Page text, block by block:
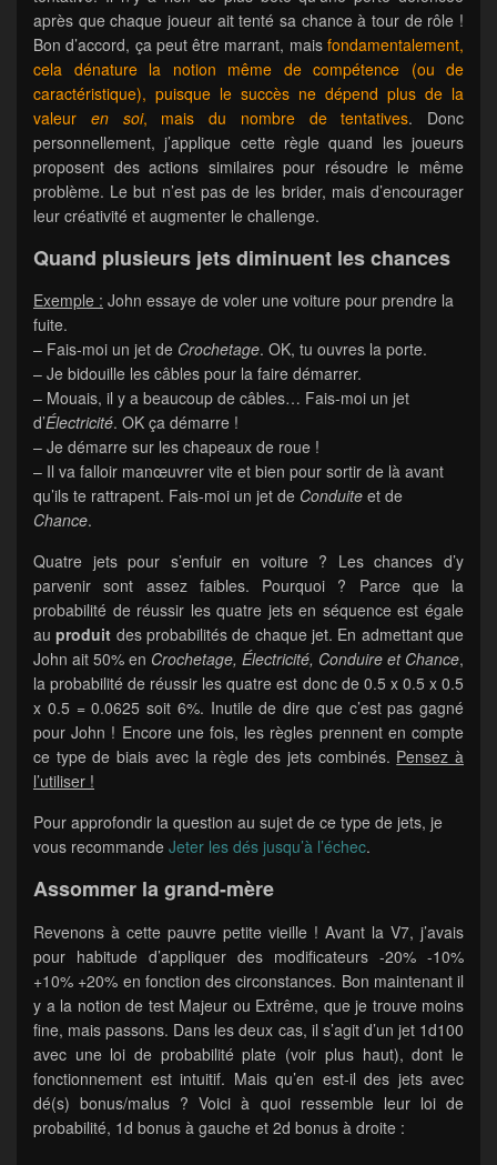
après que chaque joueur ait tenté sa chance à tour de rôle !
Bon d’accord, ça peut être marrant, mais fondamentalement,
cela dénature la notion même de compétence (ou de
caractéristique), puisque le succès ne dépend plus de la
valeur en soi, mais du nombre de tentatives. Donc
personnellement, j’applique cette règle quand les joueurs
proposent des actions similaires pour résoudre le même
problème. Le but n’est pas de les brider, mais d’encourager
leur créativité et augmenter le challenge.
Quand plusieurs jets diminuent les chances
Exemple : John essaye de voler une voiture pour prendre la
fuite.
– Fais-moi un jet de Crochetage. OK, tu ouvres la porte.
– Je bidouille les câbles pour la faire démarrer.
– Mouais, il y a beaucoup de câbles… Fais-moi un jet
d’Électricité. OK ça démarre !
– Je démarre sur les chapeaux de roue !
– Il va falloir manœuvrer vite et bien pour sortir de là avant
qu’ils te rattrapent. Fais-moi un jet de Conduite et de
Chance.
Quatre jets pour s’enfuir en voiture ? Les chances d’y
parvenir sont assez faibles. Pourquoi ? Parce que la
probabilité de réussir les quatre jets en séquence est égale
auproduit des probabilités de chaque jet. En admettant que
John ait 50% en Crochetage, Électricité, Conduire et Chance,
la probabilité de réussir les quatre est donc de 0.5 x 0.5 x 0.5
x 0.5 = 0.0625 soit 6%. Inutile de dire que c’est pas gagné
pour John ! Encore une fois, les règles prennent en compte
ce type de biais avec la règle des jets combinés. Pensez à
l’utiliser !
Pour approfondir la question au sujet de ce type de jets, je
vous recommande Jeter les dés jusqu’à l’échec.
Assommer la grand-mère
Revenons à cette pauvre petite vieille ! Avant la V7, j’avais
pour habitude d’appliquer des modificateurs -20% -10%
+10% +20% en fonction des circonstances. Bon maintenant il
y a la notion de test Majeur ou Extrême, que je trouve moins
fine, mais passons. Dans les deux cas, il s’agit d’un jet 1d100
avec une loi de probabilité plate (voir plus haut), dont le
fonctionnement est intuitif. Mais qu’en est-il des jets avec
dé(s) bonus/malus ? Voici à quoi ressemble leur loi de
probabilité, 1d bonus à gauche et 2d bonus à droite :